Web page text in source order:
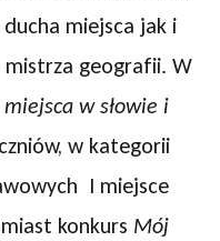
miejsca jak i
mistrza geografii. W
w słowie i
w kategorii
I miejsce
konkurs Mój